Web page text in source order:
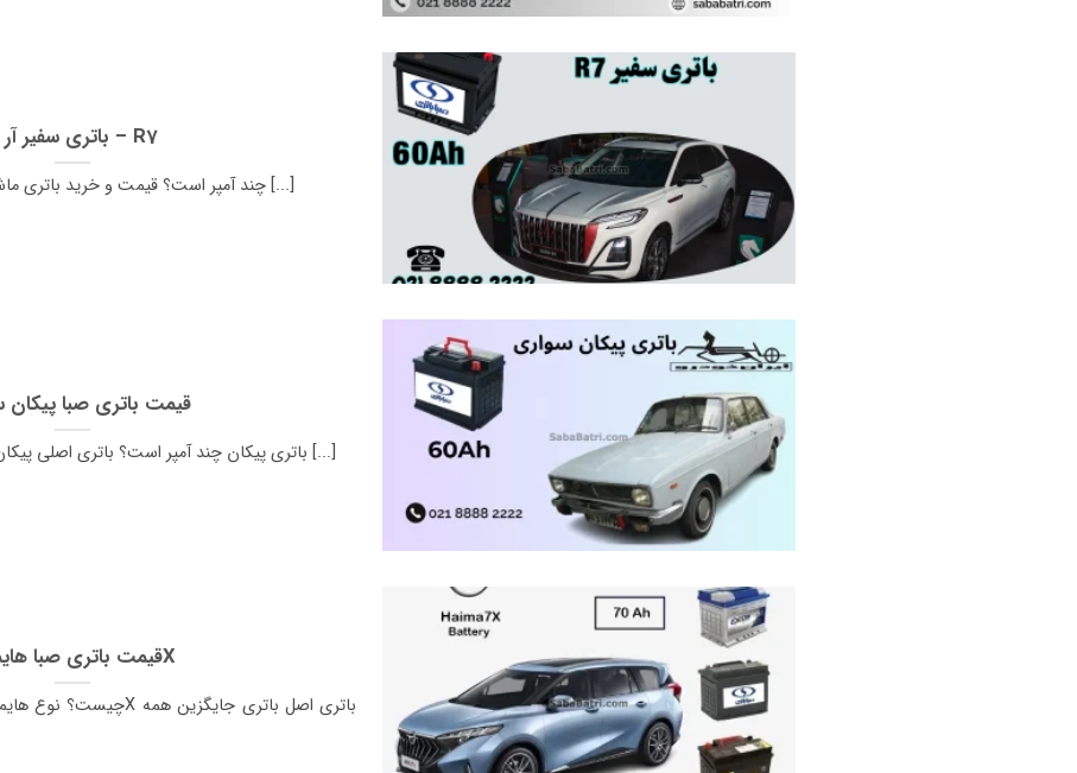
باتری سفیر آر 7 – R7
باتری سفیر آر 7 – R7 چند آمپر است؟ قیمت و خرید باتری ماشین سفیر [...]
قیمت باتری صبا پیکان
باتری پیکان چند آمپر است؟ باتری اصلی پیکان 60 آمپر ساعت و 12 ولت است [...]
قیمت باتری صبا هایما 7X